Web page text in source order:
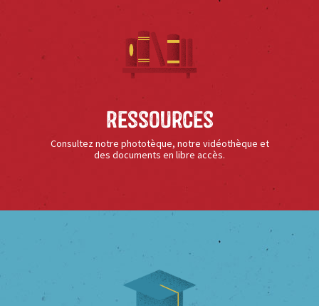
Ressources
Consultez notre phototèque, notre vidéothèque et
des documents en libre accès.